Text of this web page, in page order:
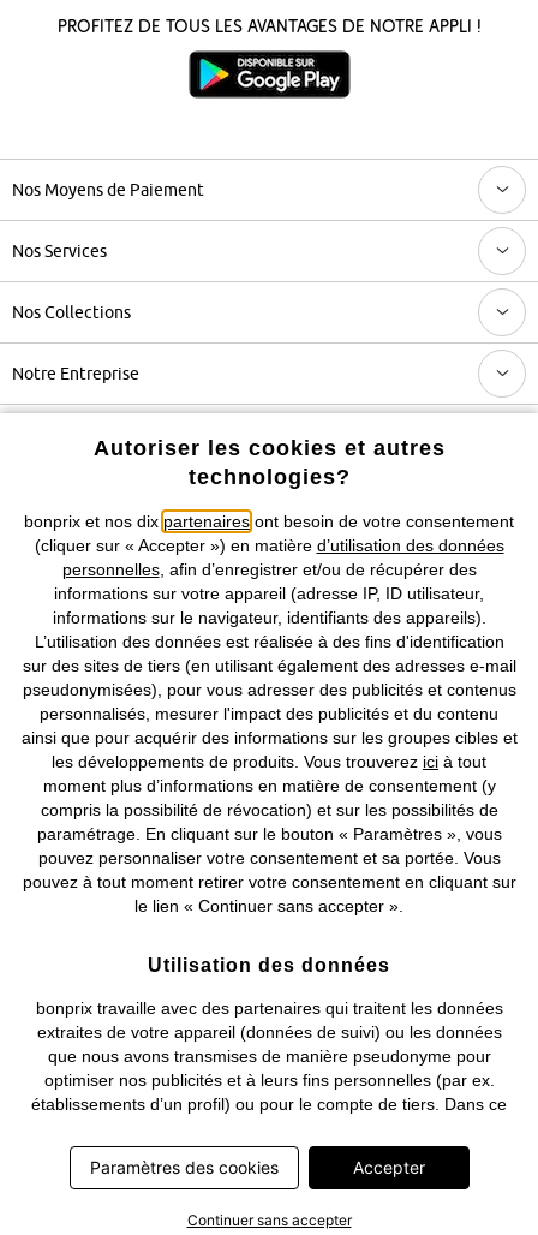
Profitez de tous les avantages de notre appli !
Nos Moyens de Paiement
Nos Services
Nos Collections
Notre Entreprise
Retrouvez bonprix sur
Prix indiqués TVA comprise avec en susfrais de port & de service
CGV Données personnelles Paramètres des cookies
Mentions légales Résilier le contrat
© 2026 bonprix.Tous droits réservés.
Deutsch Français
Autoriser les cookies et autres
technologies?
bonprix et nos dix partenaires ont besoin de votre consentement
(cliquer sur « Accepter ») en matière d’utilisation des données
personnelles, afin d’enregistrer et/ou de récupérer des
informations sur votre appareil (adresse IP, ID utilisateur,
informations sur le navigateur, identifiants des appareils).
L’utilisation des données est réalisée à des fins d'identification
sur des sites de tiers (en utilisant également des adresses e-mail
pseudonymisées), pour vous adresser des publicités et contenus
personnalisés, mesurer l'impact des publicités et du contenu
ainsi que pour acquérir des informations sur les groupes cibles et
les développements de produits. Vous trouverez ici à tout
moment plus d’informations en matière de consentement (y
compris la possibilité de révocation) et sur les possibilités de
paramétrage. En cliquant sur le bouton « Paramètres », vous
pouvez personnaliser votre consentement et sa portée. Vous
pouvez à tout moment retirer votre consentement en cliquant sur
le lien « Continuer sans accepter ».
Utilisation des données
bonprix travaille avec des partenaires qui traitent les données
extraites de votre appareil (données de suivi) ou les données
que nous avons transmises de manière pseudonyme pour
optimiser nos publicités et à leurs fins personnelles (par ex.
établissements d’un profil) ou pour le compte de tiers. Dans ce
transmission de vos données pseudonymisées mais également
le traitement ultérieur de ces données par ce prestataire
collectées ou vos données pseudonymisées seront alors
Paramètres des cookies Accepter
Continuer sans accepter